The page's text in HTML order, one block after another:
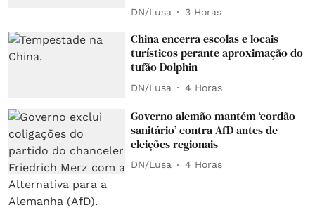
DN/Lusa 3 Horas
China encerra escolas e locais
turísticos perante aproximação do
tufão Dolphin
DN/Lusa 4 Horas
Governo alemão mantém ‘cordão
sanitário’ contra AfD antes de
eleições regionais
DN/Lusa 4 Horas